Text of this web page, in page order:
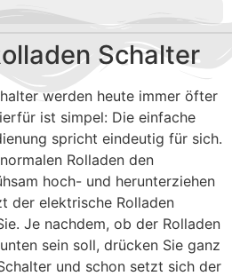
Umgebung
Schalter
werden heute immer öfter
ist simpel: Die einfache
spricht eindeutig für sich.
Rolladen den
hoch- und herunterziehen
der elektrische Rolladen
Je nachdem, ob der Rolladen
sein soll, drücken Sie ganz
und schon setzt sich der